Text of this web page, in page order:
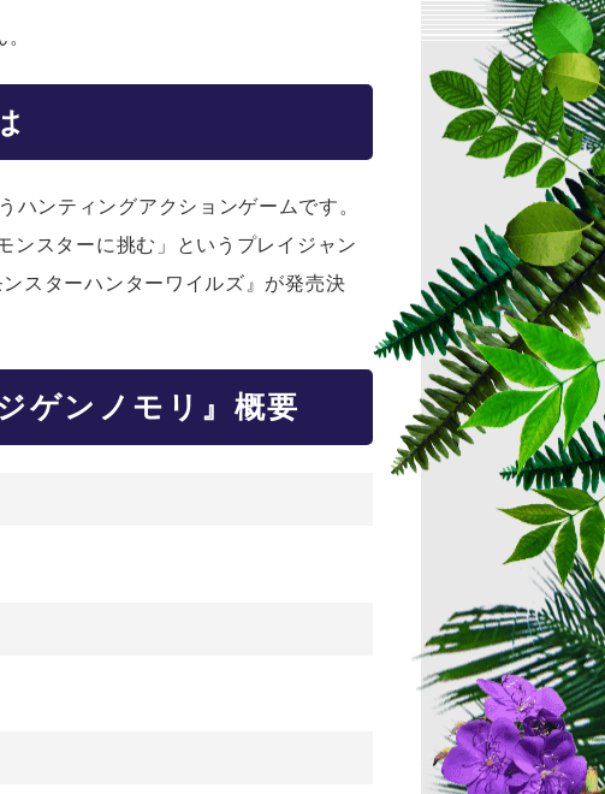
ハンティングアクションゲームです。
ンスターに挑む」というプレイジャン
スターハンターワイルズ』が発売決
ゲンノモリ』概要